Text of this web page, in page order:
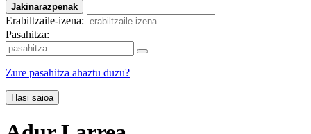
Jakinarazpenak
Erabiltzaile-izena:
Pasahitza:
Zure pasahitza ahaztu duzu?
Hasi saioa